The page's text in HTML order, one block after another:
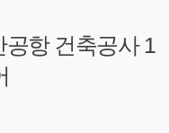
항 건축공사 1